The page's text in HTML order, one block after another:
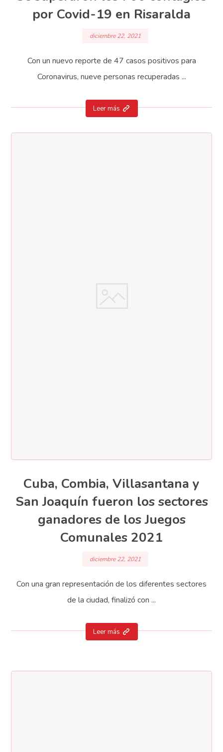
por Covid-19 en Risaralda
diciembre 22, 2021
Con un nuevo reporte de 47 casos positivos para
Coronavirus, nueve personas recuperadas ...
Leer más
Cuba, Combia, Villasantana y
San Joaquín fueron los sectores
ganadores de los Juegos
Comunales 2021
diciembre 22, 2021
Con una gran representación de los diferentes sectores
de la ciudad, finalizó con ...
Leer más